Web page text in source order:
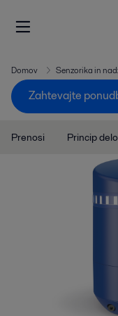
Domov Senzorika in
Zahtevajte
Prenosi Princip